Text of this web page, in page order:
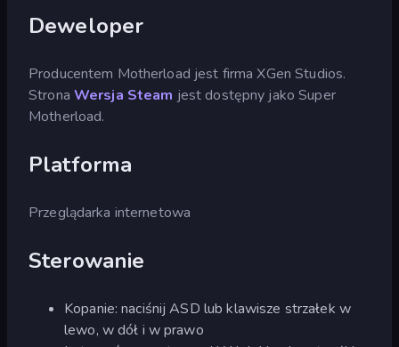
Deweloper
Producentem Motherload jest firma XGen Studios.
Strona Wersja Steam jest dostępny jako Super
Motherload.
Platforma
Przeglądarka internetowa
Sterowanie
Kopanie: naciśnij ASD lub klawisze strzałek w
lewo, w dół i w prawo